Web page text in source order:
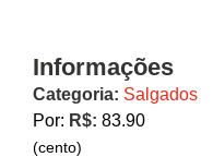
Informações
Categoria: Salgados
Por: R$: 83.90
(cento)